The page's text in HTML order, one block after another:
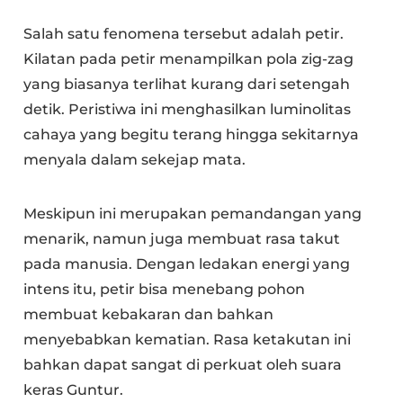
Salah satu fenomena tersebut adalah petir.
Kilatan pada petir menampilkan pola zig-zag
yang biasanya terlihat kurang dari setengah
detik. Peristiwa ini menghasilkan luminolitas
cahaya yang begitu terang hingga sekitarnya
menyala dalam sekejap mata.
Meskipun ini merupakan pemandangan yang
menarik, namun juga membuat rasa takut
pada manusia. Dengan ledakan energi yang
intens itu, petir bisa menebang pohon
membuat kebakaran dan bahkan
menyebabkan kematian. Rasa ketakutan ini
bahkan dapat sangat di perkuat oleh suara
keras Guntur.